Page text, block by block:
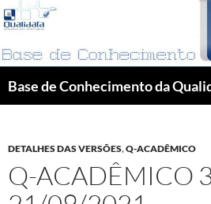
Pular
para
o
conteúdo
Base de Conhecimento da
DETALHES DAS VERSÕES,Q-ACADÊMICO
Q-ACADÊMICO